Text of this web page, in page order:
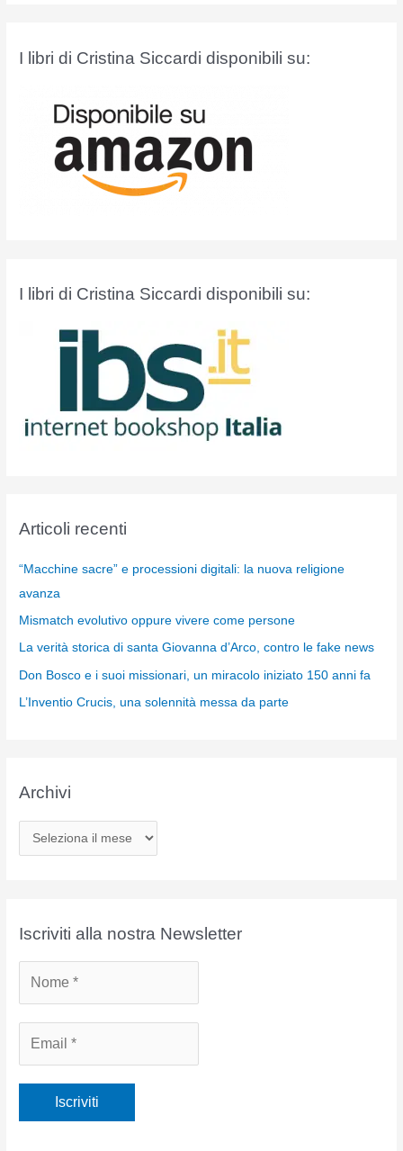
I libri di Cristina Siccardi disponibili su:
I libri di Cristina Siccardi disponibili su:
Articoli recenti
“Macchine sacre” e processioni digitali: la nuova religione
avanza
Mismatch evolutivo oppure vivere come persone
La verità storica di santa Giovanna d’Arco, contro le fake news
Don Bosco e i suoi missionari, un miracolo iniziato 150 anni fa
L’Inventio Crucis, una solennità messa da parte
Archivi
r
iIscriviti alla nostra Newsletter